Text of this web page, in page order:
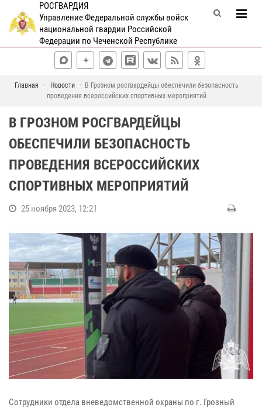
РОСГВАРДИЯ
Управление Федеральной службы войск
национальной гвардии Российской
Федерации по Чеченской Республике
Главная Новости
В Грозном росгвардейцы обеспечили безопасность
проведения всероссийских спортивных мероприятий
В ГРОЗНОМ РОСГВАРДЕЙЦЫ
ОБЕСПЕЧИЛИ БЕЗОПАСНОСТЬ
ПРОВЕДЕНИЯ ВСЕРОССИЙСКИХ
СПОРТИВНЫХ МЕРОПРИЯТИЙ
25 ноября 2023, 12:21
Сотрудники отдела вневедомственной охраны по г. Грозный